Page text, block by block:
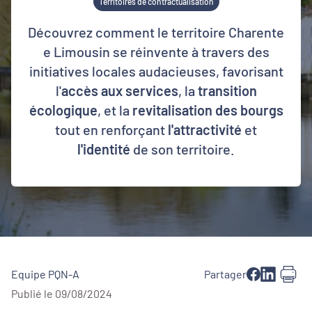
Découvrez comment le territoire Charente
e Limousin se réinvente à travers des
initiatives locales audacieuses, favorisant
l'accès aux services, latransition
écologique, et la revitalisation des bourgs
tout en renforçant l'attractivité et
l'identité de son territoire.
Equipe PQN-A
Publié le 09/08/2024
Partager